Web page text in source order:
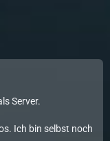
Server.
Ich bin selbst noch